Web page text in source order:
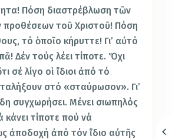
Πόση διαστρέβλωση τῶν
προθέσεων τοῦ Χριστοῦ! Πόση
τό ὁποῖο κήρυττε! Γι’ αὐτό
Δέν τούς λέει τίποτε. Ὄχι
σέ λίγο οἱ ἴδιοι ἀπό τό
στό «σταύρωσον». Γι’
συγχωρήσει. Μένει σιωπηλός
κάνει τίποτε πού νά
ἀποδοχή ἀπό τόν ἴδιο αὐτῆς